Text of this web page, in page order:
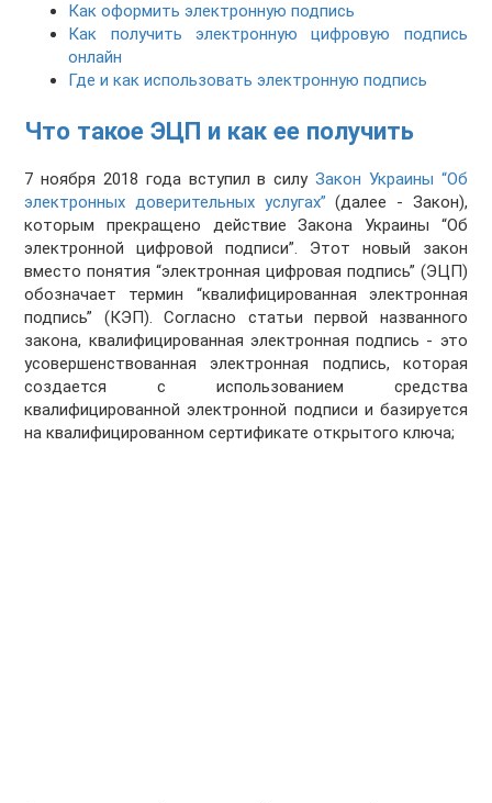
Как оформить электронную подпись
Как получить электронную цифровую подпись
онлайн
Где и как использовать электронную подпись
Что такое ЭЦП и как ее получить
7 ноября 2018 года вступил в силу Закон Украины “Об
электронных доверительных услугах” (далее - Закон),
которым прекращено действие Закона Украины “Об
электронной цифровой подписи”. Этот новый закон
вместо понятия “электронная цифровая подпись” (ЭЦП)
обозначает термин “квалифицированная электронная
подпись” (КЭП). Согласно статьи первой названного
закона, квалифицированная электронная подпись - это
усовершенствованная электронная подпись, которая
создается с использованием средства
квалифицированной электронной подписи и базируется
на квалифицированном сертификате открытого ключа;